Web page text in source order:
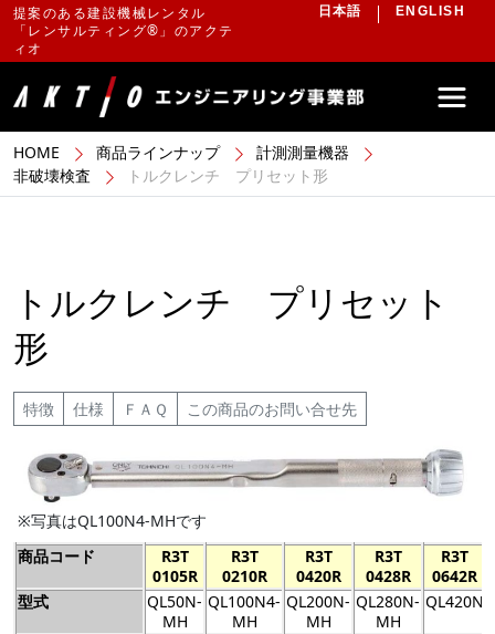
提案のある建設機械レンタル
「レンサルティング®」のアクテ
ィオ
日本語 ENGLISH
HOME 商品ラインナップ
計測測量機器
非破壊検査
トルクレンチ プリセット形
トルクレンチ プリセット
形
特徴 仕様 ＦＡＱ この商品のお問い合せ先
※写真はQL100N4-MHです
商品コード
R3T
0105R
R3T
0210R
R3T
0420R
R3T
0428R
R3T
0642R
型式
QL50N-
MH
QL100N4-
MH
QL200N-
MH
QL280N-
MH
QL420N